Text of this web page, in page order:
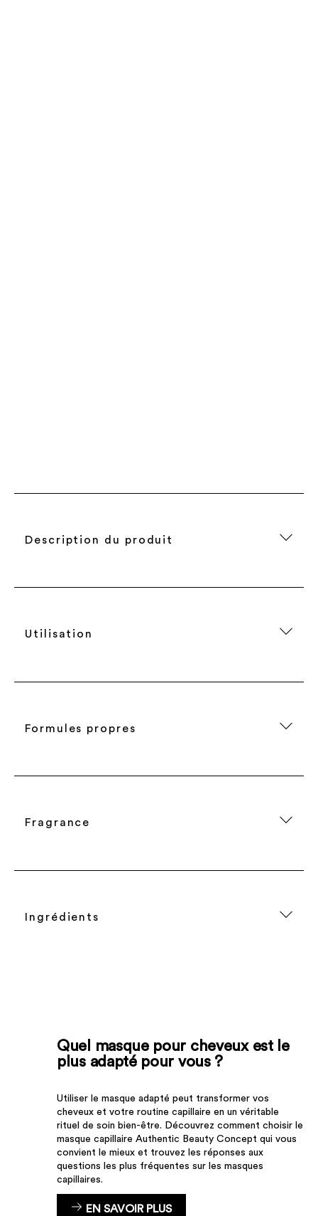
Description du produit
Utilisation
Formules propres
Fragrance
Ingrédients
Quel masque pour cheveux est le
plus adapté pour vous ?
Utiliser le masque adapté peut transformer vos
cheveux et votre routine capillaire en un véritable
rituel de soin bien-être. Découvrez comment choisir le
masque capillaire Authentic Beauty Concept qui vous
convient le mieux et trouvez les réponses aux
questions les plus fréquentes sur les masques
capillaires.
EN SAVOIR PLUS